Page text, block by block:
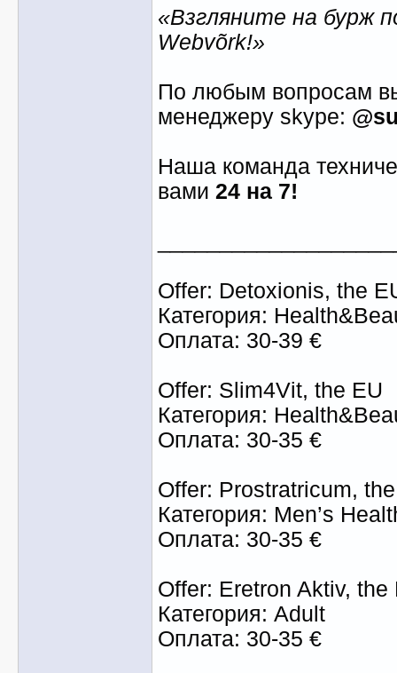
«Взгляните на бурж
Webvõrk!»
По любым вопросам
менеджеру skype:
Наша команда
вами 24 на 7!
Offer: Detoxionis, the
Категория:
Оплата: 30-39 €
Offer: Slim4Vit, the EU
Категория:
Оплата: 30-35 €
Offer: Prostratricum,
Категория: Men’s
Оплата: 30-35 €
Offer: Eretron Aktiv, the
Категория: Adult
Оплата: 30-35 €